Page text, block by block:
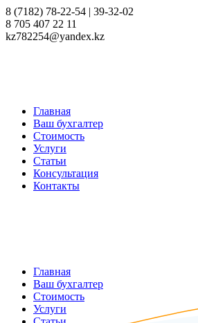
8 (7182) 78-22-54 | 39-32-02
8 705 407 22 11
kz782254@yandex.kz
Главная
Ваш бухгалтер
Стоимость
Услуги
Статьи
Консультация
Контакты
Главная
Ваш бухгалтер
Стоимость
Услуги